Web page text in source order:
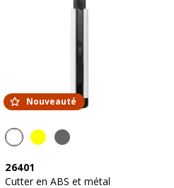
Nouveauté
26401
Cutter en ABS et métal